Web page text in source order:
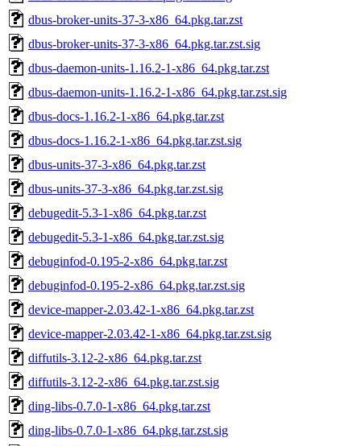
dbus-broker-units-37-3-x86_64.pkg.tar.zst
dbus-broker-units-37-3-x86_64.pkg.tar.zst.sig
dbus-daemon-units-1.16.2-1-x86_64.pkg.tar.zst
dbus-daemon-units-1.16.2-1-x86_64.pkg.tar.zst.sig
dbus-docs-1.16.2-1-x86_64.pkg.tar.zst
dbus-docs-1.16.2-1-x86_64.pkg.tar.zst.sig
dbus-units-37-3-x86_64.pkg.tar.zst
dbus-units-37-3-x86_64.pkg.tar.zst.sig
debugedit-5.3-1-x86_64.pkg.tar.zst
debugedit-5.3-1-x86_64.pkg.tar.zst.sig
debuginfod-0.195-2-x86_64.pkg.tar.zst
debuginfod-0.195-2-x86_64.pkg.tar.zst.sig
device-mapper-2.03.42-1-x86_64.pkg.tar.zst
device-mapper-2.03.42-1-x86_64.pkg.tar.zst.sig
diffutils-3.12-2-x86_64.pkg.tar.zst
diffutils-3.12-2-x86_64.pkg.tar.zst.sig
ding-libs-0.7.0-1-x86_64.pkg.tar.zst
ding-libs-0.7.0-1-x86_64.pkg.tar.zst.sig